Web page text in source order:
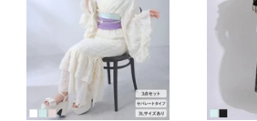
4% /
《透け感》なし 《生地の厚さ》普
縮性》なし《生産国》